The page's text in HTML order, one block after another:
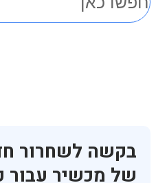
בקשה לשחרור
של מכשיר עבור